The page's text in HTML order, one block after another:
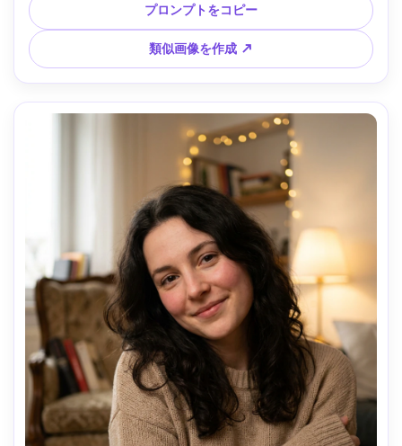
ライト、コントロールされたスペキュラーハイライト、
Canon EOS R5・85mm f/1.2、超浅いDOF、肩までタイトク
ロップ、雰囲気：大胆でエディトリアル、リアルな毛穴、シ
ャープな髪ディテール、高解像度、雑誌調カラーグレーディ
ング --ar 4:5
プロンプトをコピー
類似画像を作成 ↗